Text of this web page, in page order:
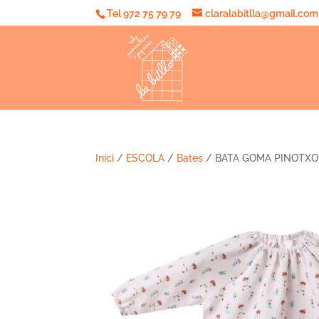
Tel 972 75 79 79 claralabitlla@gmail.com
Inici / ESCOLA / Bates / BATA GOMA